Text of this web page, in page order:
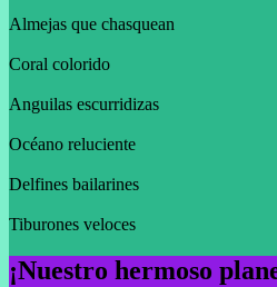
Almejas que chasquean
Coral colorido
Anguilas escurridizas
Océano reluciente
Delfines bailarines
Tiburones veloces
¡Nuestro hermoso